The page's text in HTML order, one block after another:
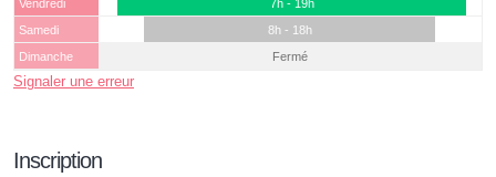
Vendredi
7h - 19h
Samedi
8h - 18h
Dimanche
Fermé
Signaler une erreur
Inscription